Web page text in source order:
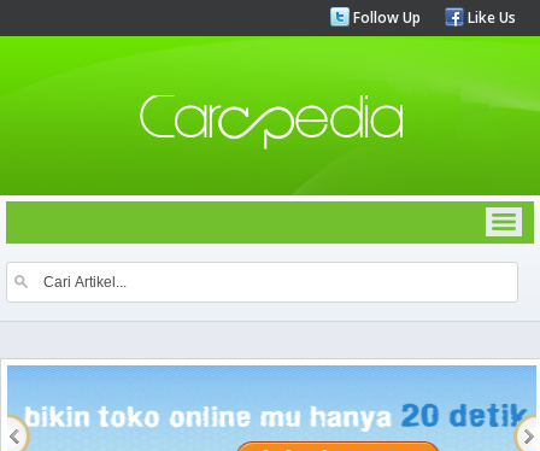
Follow Up Like Us